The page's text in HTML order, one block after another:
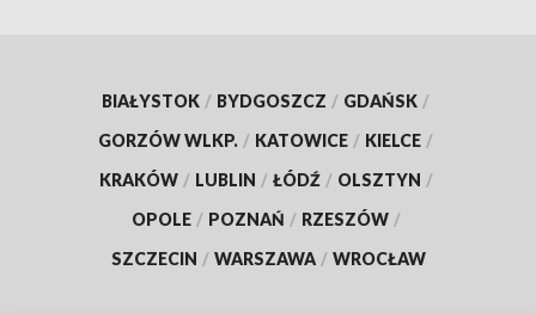
BIAŁYSTOK / BYDGOSZCZ / GDAŃSK /
GORZÓW WLKP. / KATOWICE / KIELCE /
KRAKÓW / LUBLIN / ŁÓDŹ / OLSZTYN /
OPOLE / POZNAŃ / RZESZÓW /
SZCZECIN / WARSZAWA / WROCŁAW